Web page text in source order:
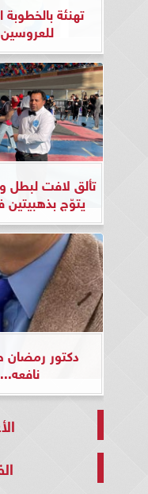
تهنئة
تألق لافت
يتوّج
دكتور رمضان